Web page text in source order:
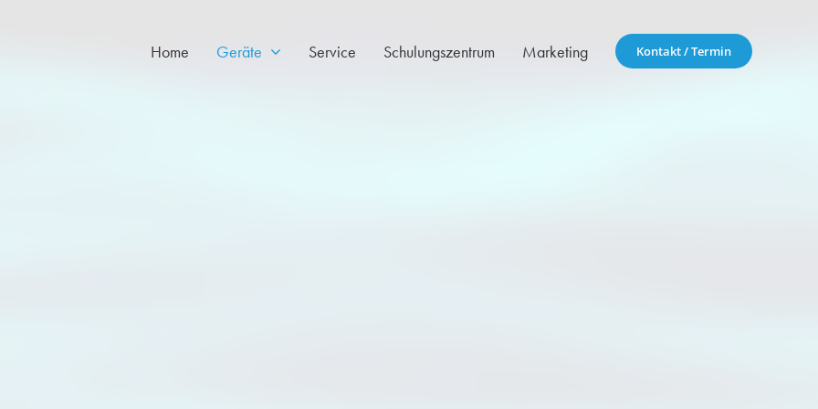
Home Geräte Service Schulungszentrum Marketing Kontakt / Termin